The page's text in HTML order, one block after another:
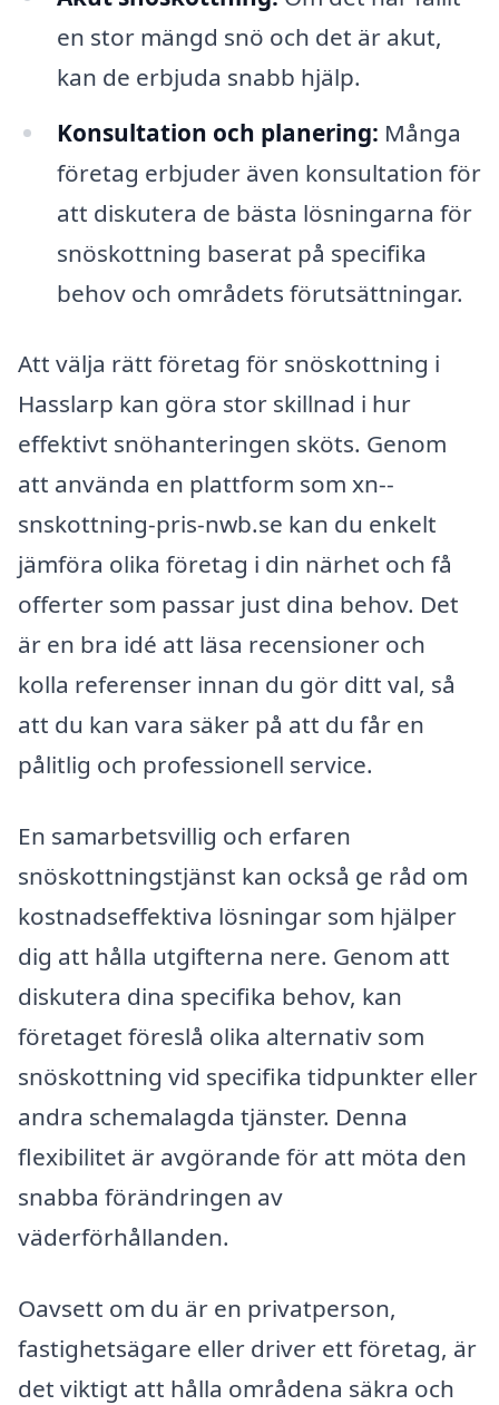
en stor mängd snö och det är akut,
kan de erbjuda snabb hjälp.
Konsultation och planering: Många
företag erbjuder även konsultation för
att diskutera de bästa lösningarna för
snöskottning baserat på specifika
behov och områdets förutsättningar.
Att välja rätt företag för snöskottning i
Hasslarp kan göra stor skillnad i hur
effektivt snöhanteringen sköts. Genom
att använda en plattform som xn--
snskottning-pris-nwb.se kan du enkelt
jämföra olika företag i din närhet och få
offerter som passar just dina behov. Det
är en bra idé att läsa recensioner och
kolla referenser innan du gör ditt val, så
att du kan vara säker på att du får en
pålitlig och professionell service.
En samarbetsvillig och erfaren
snöskottningstjänst kan också ge råd om
kostnadseffektiva lösningar som hjälper
dig att hålla utgifterna nere. Genom att
diskutera dina specifika behov, kan
företaget föreslå olika alternativ som
snöskottning vid specifika tidpunkter eller
andra schemalagda tjänster. Denna
flexibilitet är avgörande för att möta den
snabba förändringen av
väderförhållanden.
Oavsett om du är en privatperson,
fastighetsägare eller driver ett företag, är
det viktigt att hålla områdena säkra och